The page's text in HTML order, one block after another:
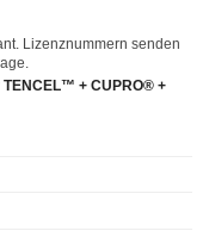
Lizenznummern senden
+ CUPRO® +